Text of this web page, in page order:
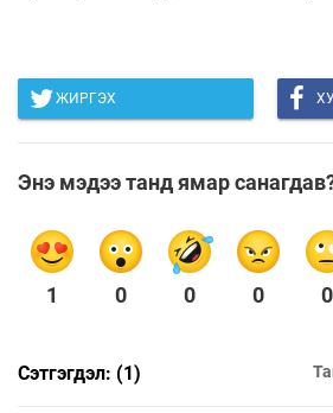
ЖИРГЭХ
Энэ мэдээ танд ямар
1 0 0 0 0
Сэтгэгдэл: (1)